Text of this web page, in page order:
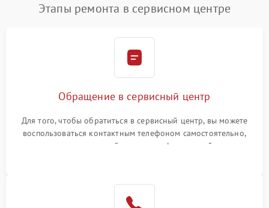
Этапы ремонта в сервисном центре
Обращение в сервисный центр
Для того, чтобы обратиться в сервисный центр, вы можете
воспользоваться контактным телефоном самостоятельно,
или оставить свой номер телефона на сайте